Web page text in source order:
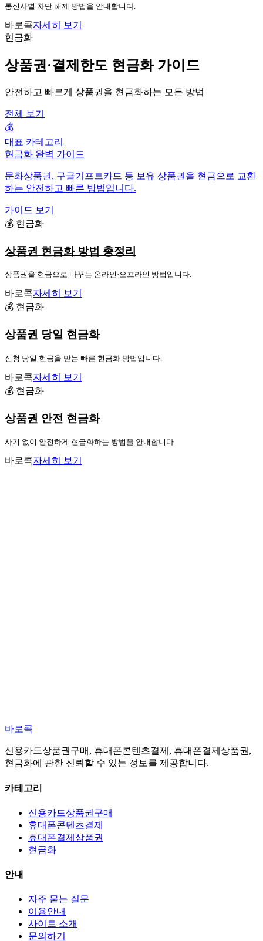
통신사별 차단 해제 방법을 안내합니다.
바로콕자세히 보기
현금화
상품권·결제한도 현금화 가이드
안전하고 빠르게 상품권을 현금화하는 모든 방법
전체 보기
💰
대표 카테고리
현금화 완벽 가이드
문화상품권, 구글기프트카드 등 보유 상품권을 현금으로 교환
하는 안전하고 빠른 방법입니다.
가이드 보기
💰 현금화
상품권 현금화 방법 총정리
상품권을 현금으로 바꾸는 온라인·오프라인 방법입니다.
바로콕자세히 보기
💰 현금화
상품권 당일 현금화
신청 당일 현금을 받는 빠른 현금화 방법입니다.
바로콕자세히 보기
💰 현금화
상품권 안전 현금화
사기 없이 안전하게 현금화하는 방법을 안내합니다.
바로콕자세히 보기
바로콕
신용카드상품권구매, 휴대폰콘텐츠결제, 휴대폰결제상품권,
현금화에 관한 신뢰할 수 있는 정보를 제공합니다.
카테고리
신용카드상품권구매
휴대폰콘텐츠결제
휴대폰결제상품권
현금화
안내
자주 묻는 질문
이용안내
사이트 소개
문의하기